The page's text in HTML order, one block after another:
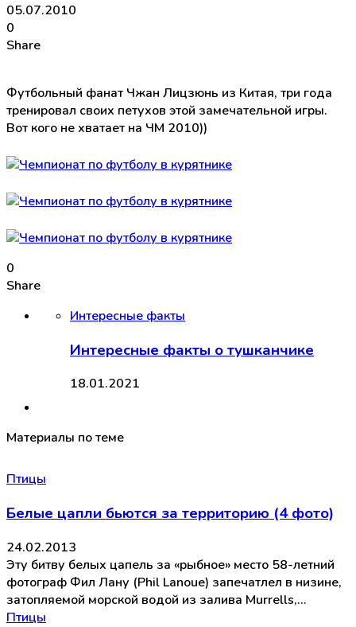
05.07.2010
0
Share
Футбольный фанат Чжан Лицзюнь из Китая, три года
тренировал своих петухов этой замечательной игры.
Вот кого не хватает на ЧМ 2010))
0
Share
Интересные факты
Интересные факты о тушканчике
18.01.2021
Материалы по теме
Птицы
Белые цапли бьются за территорию (4 фото)
24.02.2013
Эту битву белых цапель за «рыбное» место 58-летний
фотограф Фил Лану (Phil Lanoue) запечатлел в низине,
затопляемой морской водой из залива Murrells,…
Птицы